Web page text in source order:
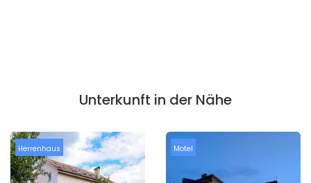
Unterkunft in der Nähe
Herrenhaus Motel